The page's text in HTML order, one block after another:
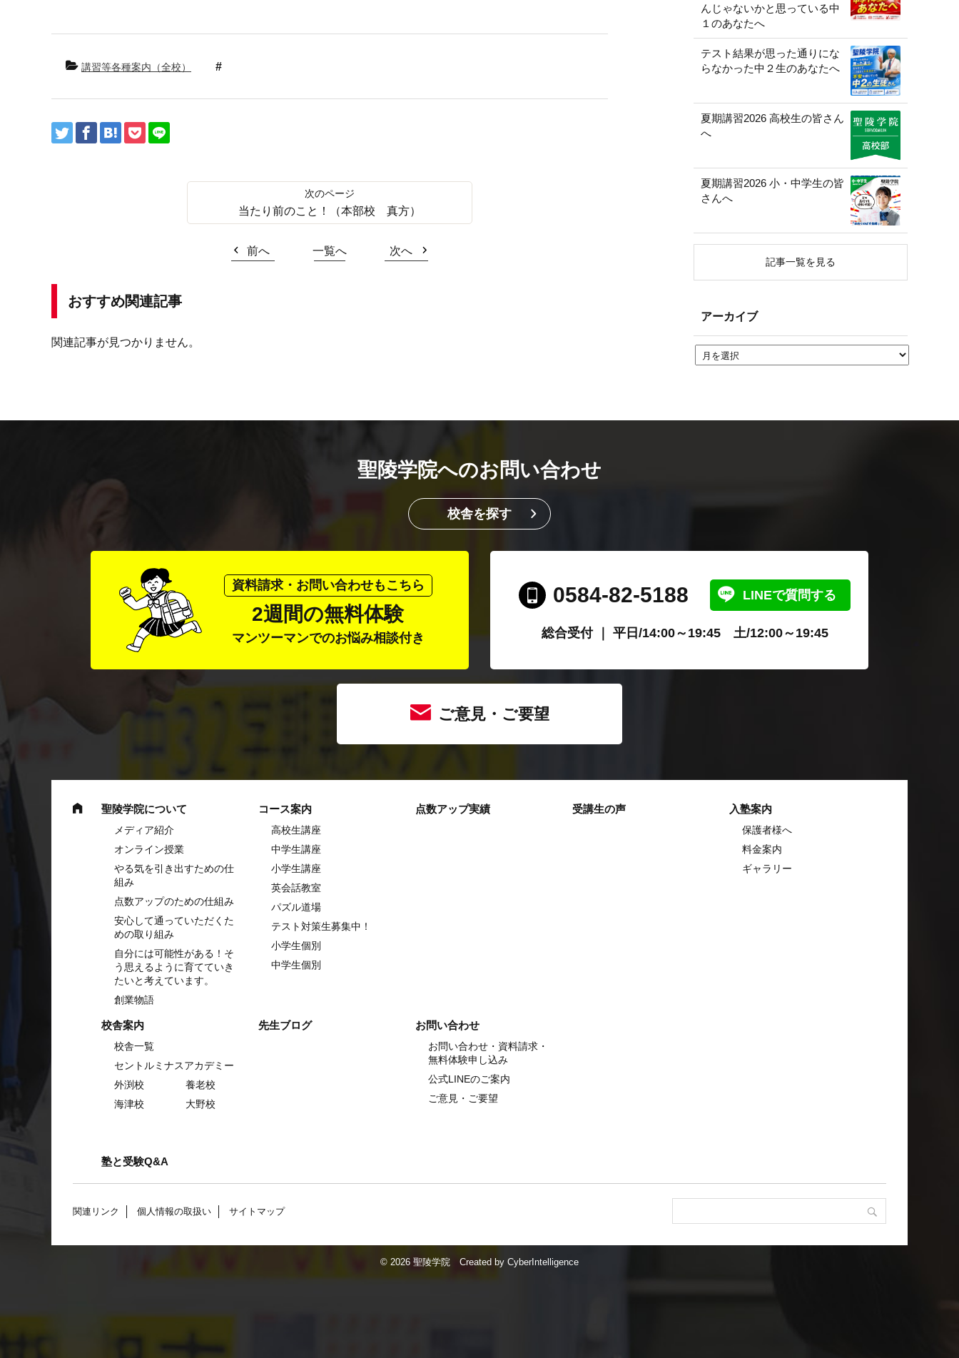
講習等各種案内（全校）
当たり前のこと！（本部校 真方）
前へ 一覧へ 次へ
おすすめ関連記事
関連記事が見つかりません。
んじゃないかと思っている中
１のあなたへ
テスト結果が思った通りにな
らなかった中２生のあなたへ
夏期講習2026 高校生の皆さん
へ
夏期講習2026 小・中学生の皆
さんへ
記事一覧を見る
アーカイブ
聖陵学院へのお問い合わせ
校舎を探す
資料請求・お問い合わせもこちら
2週間の無料体験
マンツーマンでのお悩み相談付き
0584-82-5188 LINEで質問する
総合受付 ｜ 平日/14:00～19:45 土/12:00～19:45
ご意見・ご要望
聖陵学院について
メディア紹介
オンライン授業
やる気を引き出すための仕
組み
点数アップのための仕組み
安心して通っていただくた
めの取り組み
自分には可能性がある！そ
う思えるように育てていき
たいと考えています。
創業物語
コース案内
高校生講座
中学⽣講座
⼩学⽣講座
英会話教室
パズル道場
テスト対策生募集中！
小学生個別
中学生個別
点数アップ実績 受講生の声 入塾案内
保護者様へ
料金案内
ギャラリー
校舎案内
校舎一覧
セントルミナスアカデミー
外渕校
養老校
海津校
大野校
先生ブログ お問い合わせ
お問い合わせ・資料請求・
無料体験申し込み
公式LINEのご案内
ご意見・ご要望
塾と受験Q&A
関連リンク 個人情報の取扱い サイトマップ
© 2026 聖陵学院 Created by CyberIntelligence